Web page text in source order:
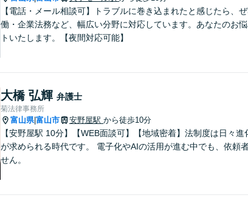
【電話・メール相談可】トラブルに巻き込まれたと感じたら、
働・企業法務など、幅広い分野に対応しています。あなたのお
トいたします。【夜間対応可能】
大橋 弘輝 弁護士
菊法律事務所
富山県|富山市 安野屋駅 から徒歩10分
【安野屋駅 10分】【WEB面談可】【地域密着】法制度は日々
が求められる時代です。 電子化やAIの活用が進む中でも、依頼
せん。